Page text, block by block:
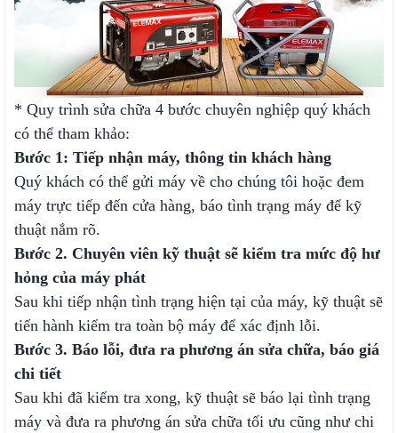
* Quy trình sửa chữa 4 bước chuyên nghiệp quý khách
có thể tham khảo:
Bước 1: Tiếp nhận máy, thông tin khách hàng
Quý khách có thể gửi máy về cho chúng tôi hoặc đem
máy trực tiếp đến cửa hàng, báo tình trạng máy để kỹ
thuật nắm rõ.
Bước 2. Chuyên viên kỹ thuật sẽ kiểm tra mức độ hư
hỏng của máy phát
Sau khi tiếp nhận tình trạng hiện tại của máy, kỹ thuật sẽ
tiến hành kiểm tra toàn bộ máy để xác định lỗi.
Bước 3. Báo lỗi, đưa ra phương án sửa chữa, báo giá
chi tiết
Sau khi đã kiểm tra xong, kỹ thuật sẽ báo lại tình trạng
máy và đưa ra phương án sửa chữa tối ưu cũng như chi